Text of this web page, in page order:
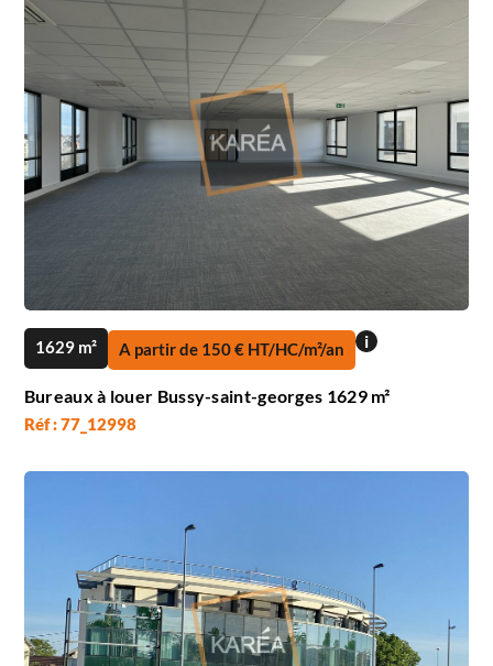
1629 m² A partir de 150 € HT/HC/m²/an i
Bureaux à louer Bussy-saint-georges 1629 m²
Réf : 77_12998